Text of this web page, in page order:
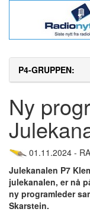
P4-GRUPPEN:
Ny
01.11.2024 -
Julekanalen P7
julekanalen, er nå
ny programleder
Skarstein.